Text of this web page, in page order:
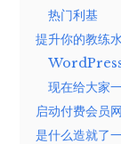
热门利基
提升你的教练
WordPress
现在给大家
启动付费会员
是什么造就了